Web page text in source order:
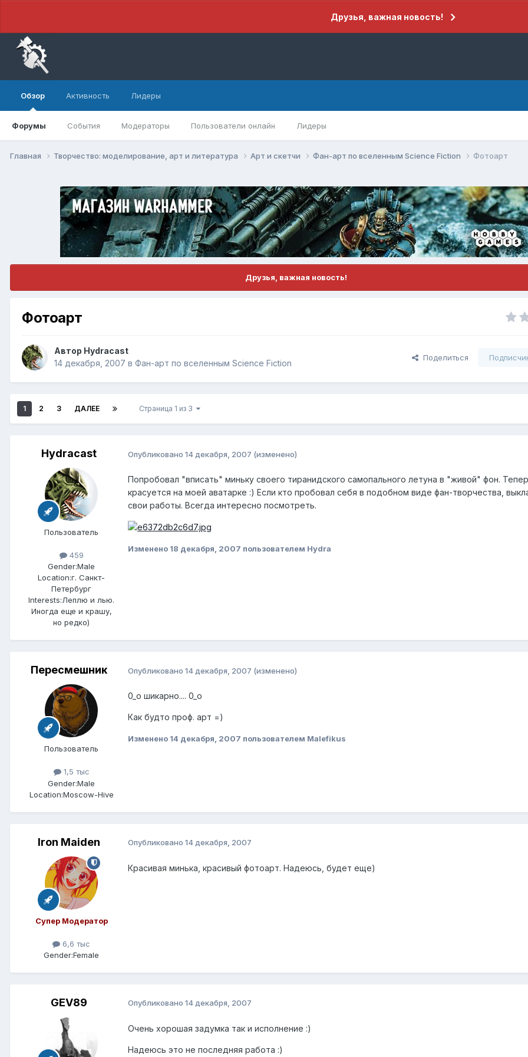
Друзья, важная новость!
Обзор
Форумы События Модераторы Пользователи онлайн Лидеры
Активность Лидеры
Главная Творчество: моделирование, арт и литература Арт и скетчи Фан-арт по вселенным Science Fiction Фотоарт
Друзья, важная новость!
Фотоарт
Автор Hydracast
14 декабря, 2007 в Фан-арт по вселенным Science Fiction
Поделиться
1 2 3 ДАЛЕЕ Страница 1 из 3
Hydracast
Пользователь
459
Gender:Male
Location:г. Санкт-
Петербург
Interests:Леплю и лью.
Иногда еще и крашу,
но редко)
Опубликовано 14 декабря, 2007 (изменено)
Попробовал "вписать" миньку своего тиранидского самопального летуна в "живой" фон.
красуется на моей аватарке :) Если кто пробовал себя в подобном виде фан-творчества,
свои работы. Всегда интересно посмотреть.
Изменено 18 декабря, 2007 пользователем Hydra
Пересмешник
Пользователь
1,5 тыс
Gender:Male
Location:Moscow-Hive
Опубликовано 14 декабря, 2007 (изменено)
0_о шикарно.... 0_о
Как будто проф. арт =)
Изменено 14 декабря, 2007 пользователем Malefikus
Iron Maiden
Супер Модератор
6,6 тыс
Gender:Female
Опубликовано 14 декабря, 2007
Красивая минька, красивый фотоарт. Надеюсь, будет еще)
GEV89 Опубликовано 14 декабря, 2007
Очень хорошая задумка так и исполнение :)
Надеюсь это не последняя работа :)